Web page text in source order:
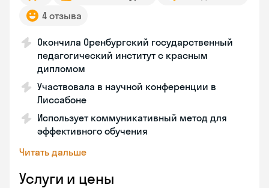
4 отзыва
Окончила Оренбургский государственный
педагогический институт с красным
дипломом
Участвовала в научной конференции в
Лиссабоне
Использует коммуникативный метод для
эффективного обучения
Читать дальше
Услуги и цены